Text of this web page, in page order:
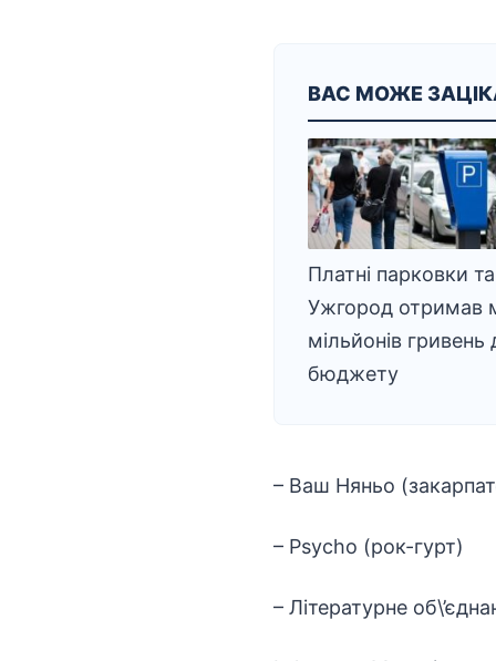
ВАС МОЖЕ
Платні парковки
Ужгород отримав
мільйонів гривень
бюджету
– Ваш Няньо
– Psycho (рок-гурт)
– Літературне